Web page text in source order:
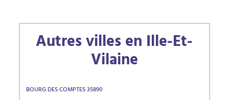
Autres villes en Ille-Et-
Vilaine
BOURG DES COMPTES 35890